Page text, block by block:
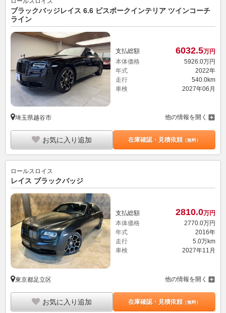
ブラックバッジレイス 6.6 ビスポークインテリア ツインコーチ
ライン
支払総額 6032.5万円
本体価格
5926. 0万円
年式
2022年
走行
540.0km
車検
2027年06月
埼玉県越谷市 他の情報を開く
お気に入り追加 在庫確認・見積依頼（無料）
ロールスロイス
レイス ブラックバッジ
支払総額 2810.0万円
本体価格
2770.0万円
年式
2016年
走行
5.0万km
車検
2027年11月
東京都足立区 他の情報を開く
お気に入り追加 在庫確認・見積依頼（無料）